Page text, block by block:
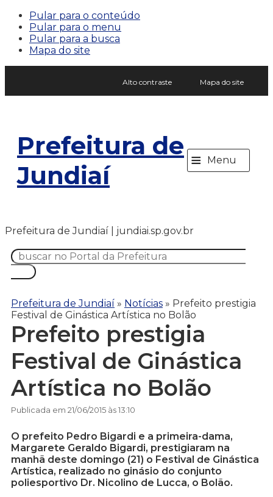
Pular para o conteúdo
Pular para o menu
Pular para a busca
Mapa do site
Alto contraste Mapa do site
Prefeitura de
Jundiaí
≡ Menu
Prefeitura de Jundiaí | jundiai.sp.gov.br
Prefeitura de Jundiaí » Notícias » Prefeito prestigia
Festival de Ginástica Artística no Bolão
Prefeito prestigia
Festival de Ginástica
Artística no Bolão
Publicada em 21/06/2015 às 13:10
O prefeito Pedro Bigardi e a primeira-dama,
Margarete Geraldo Bigardi, prestigiaram na
manhã deste domingo (21) o Festival de Ginástica
Artística, realizado no ginásio do conjunto
poliesportivo Dr. Nicolino de Lucca, o Bolão.